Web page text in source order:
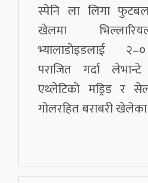
स्पेनि ला लिगा
खेलमा
भ्यालाडोइडलाई
पराजित गर्दा
एथ्लेटिको मड्रिड र
गोलरहित बराबरी